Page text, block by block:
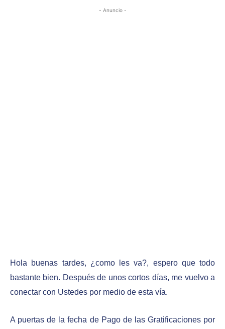
- Anuncio -
Hola buenas tardes, ¿como les va?, espero que todo
bastante bien. Después de unos cortos días, me vuelvo a
conectar con Ustedes por medio de esta vía.
A puertas de la fecha de Pago de las Gratificaciones por